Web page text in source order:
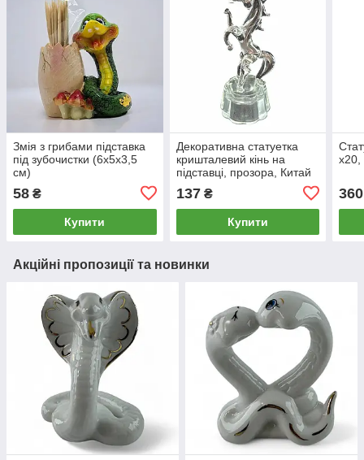
Змія з грибами підставка
під зубочистки (6х5х3,5
см)
58 ₴
Купити
Декоративна статуетка
кришталевий кінь на
підставці, прозора, Китай
137₴
Купити
х20,
360
Акційні пропозиції та новинки